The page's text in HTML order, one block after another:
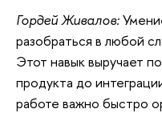
Гордей Живалов:
разобраться в любой
Этот навык выручает
продукта до
работе важно быстро